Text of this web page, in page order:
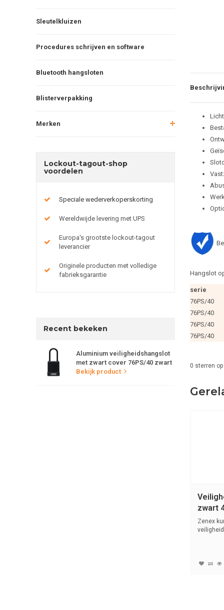
Sleutelkluizen
Procedures schrijven en software
Bluetooth hangsloten
Blisterverpakking
Merken
Lockout-tagout-shop
voordelen
Speciale wederverkoperskorting
Wereldwijde levering met UPS
Europa's grootste lockout-tagout
leverancier
Originele producten met volledige
fabrieksgarantie
Recent bekeken
Aluminium veiligheidshangslot
met zwart cover 76PS/40 zwart
Bekijk product
Hangslot
serie
76PS/40
76PS/40
76PS/40
76PS/40
0 sterren
zwart
Zenex